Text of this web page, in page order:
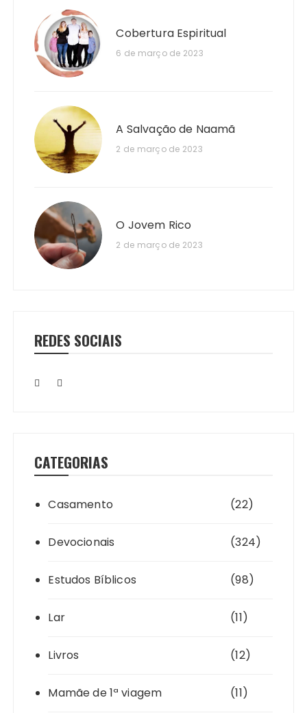
Cobertura Espiritual
6 de março de 2023
A Salvação de Naamã
2 de março de 2023
O Jovem Rico
2 de março de 2023
REDES SOCIAIS
CATEGORIAS
Casamento (22)
Devocionais (324)
Estudos Bíblicos (98)
Lar (11)
Livros (12)
Mamãe de 1ª viagem (11)